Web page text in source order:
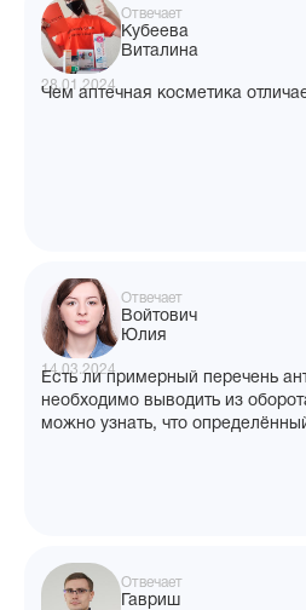
Отвечает
Кубеева
Виталина
28.01.2024
Чем аптечная косметика
Отвечает
Войтович
Юлия
14.03.2024
Есть ли примерный перечень
необходимо выводить из
можно узнать, что
Отвечает
Гавриш